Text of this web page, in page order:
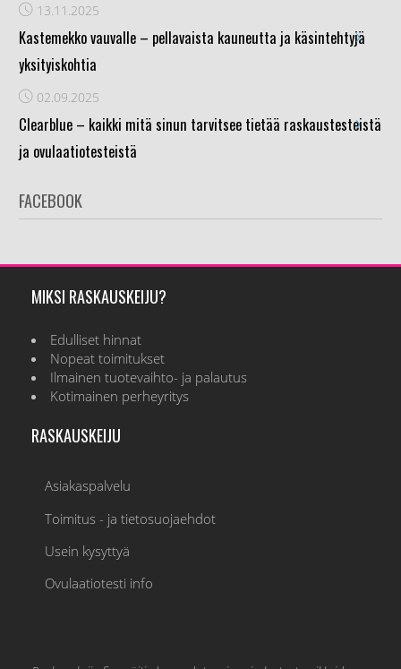
13.11.2025
Kastemekko vauvalle – pellavaista kauneutta ja käsintehtyjä
yksityiskohtia
›
02.09.2025
Clearblue – kaikki mitä sinun tarvitsee tietää raskaustesteistä
ja ovulaatiotesteistä
›
FACEBOOK
MIKSI RASKAUSKEIJU?
Edulliset hinnat
Nopeat toimitukset
Ilmainen tuotevaihto- ja palautus
Kotimainen perheyritys
RASKAUSKEIJU
Asiakaspalvelu
Toimitus - ja tietosuojaehdot
Usein kysyttyä
Ovulaatiotesti info